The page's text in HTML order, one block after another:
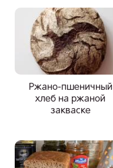
Ржано-пшеничный
хлеб на ржаной
закваске